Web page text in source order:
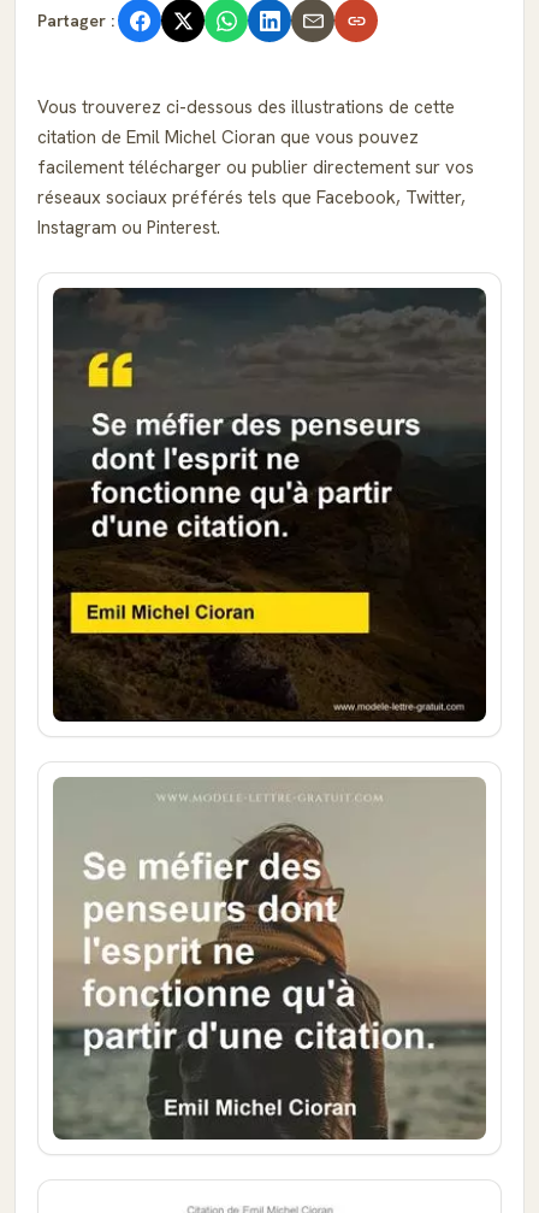
Partager :
Vous trouverez ci-dessous des illustrations de cette
citation de Emil Michel Cioran que vous pouvez
facilement télécharger ou publier directement sur vos
réseaux sociaux préférés tels que Facebook, Twitter,
Instagram ou Pinterest.